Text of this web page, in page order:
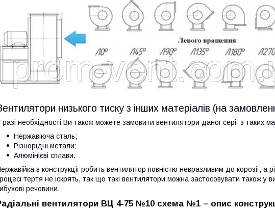
низького тиску з інших матеріалів (на
разі необхідності Ви також можете замовити вентилятори даної серії з таких
Нержавіюча сталь;
Різнорідні метали;
Алюмінієві сплави.
в конструкції робить вентилятор повністю невразливим до корозії, а
тертя не іскрять, так що такі вентилятори можна застосовувати також у
речовини.
вентилятори ВЦ 4-75 №10 схема №1 – опис